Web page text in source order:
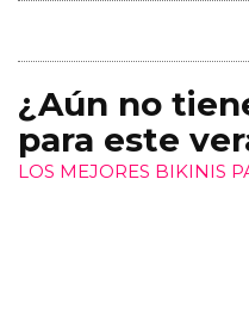
¿Aún no
para este